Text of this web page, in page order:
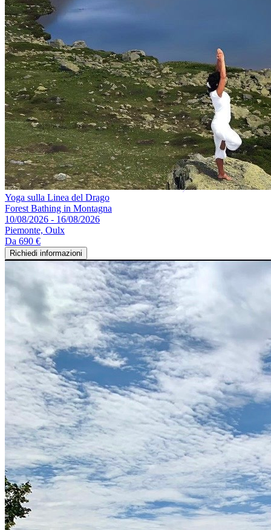
Yoga sulla Linea del Drago
Forest Bathing in Montagna
10/08/2026 - 16/08/2026
Piemonte, Oulx
Da 690 €
Richiedi informazioni